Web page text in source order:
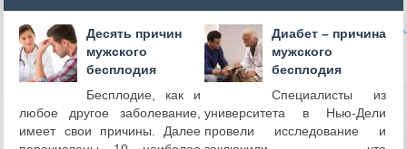
Десять причин
мужского
бесплодия
Бесплодие, как и
любое другое заболевание,
имеет свои причины. Далее
Диабет – причина
мужского
бесплодия
Специалисты из
университета в Нью-Дели
провели исследование и